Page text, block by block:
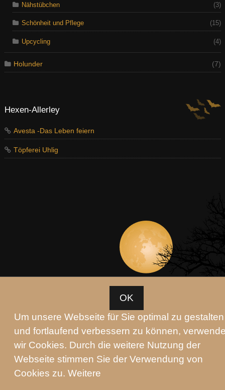
Nähstübchen (3)
Schönheit und Pflege (15)
Upcycling (4)
Holunder (7)
Hexen-Allerley
Avesta -Das Leben feiern
Töpferei Uhlig
OK
Um unsere Webseite für Sie optimal zu gestalten
und fortlaufend verbessern zu können,
wir Cookies. Durch die weitere Nutzung der
Webseite stimmen Sie der Verwendung von
Cookies zu. Weitere